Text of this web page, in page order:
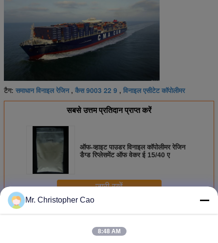
टैग: समाधान विनाइल रेजिन, कैस 9003 22 9 , विनाइल एसीटेट कॉपोलीमर
सबसे उत्तम प्रतिदान प्राप्त करें
ऑफ-व्हाइट पाउडर विनाइल कॉपोलीमर रेजिन
डैग्ड रिप्लेसमेंट ऑफ वेकर ई 15/40 ए
जारी रखें
अधिकविनाइल कॉपोलीमर राल
Mr. Christopher Cao
8:48 AM